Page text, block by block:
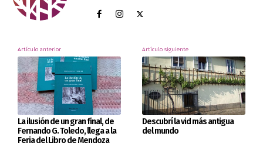
Artículo anterior
La ilusión de un gran final, de
Fernando G. Toledo, llega a la
Feria del Libro de Mendoza
Artículo siguiente
Descubrí la vid más antigua
del mundo